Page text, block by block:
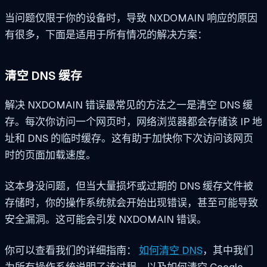
当问题仅限于你的设备时，导致 NXDOMAIN 响应的原因
有很多，下面是适用于所有情况的解决方案：
清空 DNS 缓存
解决 NXDOMAIN 错误最常见的方法之一是清空 DNS 缓
存。每次你访问一个网页时，网络浏览器都会存储该 IP 地
址和 DNS 的临时缓存。这有助于加快你下次访问该网页
时的页面加载速度。
这本身没问题，但当大量损坏或过期的 DNS 缓存文件被
存储时，你的操作系统就会开始出现错误，甚至可能导致
安全漏洞。这可能会引发 NXDOMAIN 错误。
你可以查看我们的详细指南： 如何清空 DNS，其中我们